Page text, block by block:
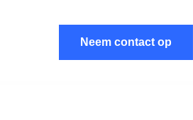
Neem contact op